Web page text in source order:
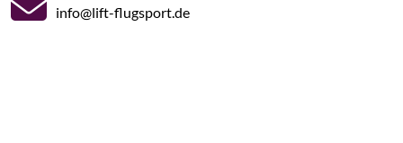
info@lift-flugsport.de